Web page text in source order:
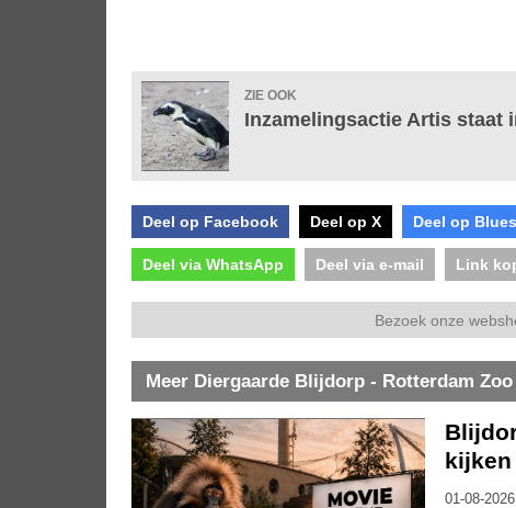
ZIE OOK
Inzamelingsactie Artis staat
Deel op Facebook Deel op X Deel op
Deel via WhatsApp Deel via e-mail Link
Bezoek onze
Meer Diergaarde Blijdorp - Rotterdam Zoo
01-08-